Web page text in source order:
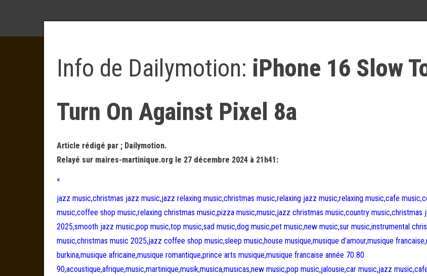
Info de Dailymotion: iPhone 16 Slow
Turn On Against Pixel 8a
Article rédigé par ; Dailymotion.
Relayé sur maires-martinique.org le 27 décembre 2024 à 21h41:
«
jazz music,christmas jazz music,jazz relaxing music,christmas music,relaxing jazz music,relaxing music,cafe
music,coffee shop music,relaxing christmas music,pizza music,music,jazz christmas music,country music,christmas
2025,smooth jazz music,pop music,top music,sad music,dog music,pet music,new music,sur music,instrumental
music,christmas music 2025,jazz coffee shop music,sleep music,house musique,musique d’amour,musique
burkina,musique africaine,musique romantique,prince arts musique,musique francaise année 70 80
90,acoustique,afrique,music,martinique,musik,musica,musicas,new music,pop music,jalousie,car music,jazz